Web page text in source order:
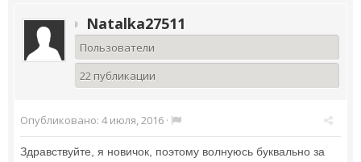
Natalka27511
Пользователи
22 публикации
Опубликовано: 4 июля, 2016 ·
Здравствуйте, я новичок, поэтому волнуюсь буквально за